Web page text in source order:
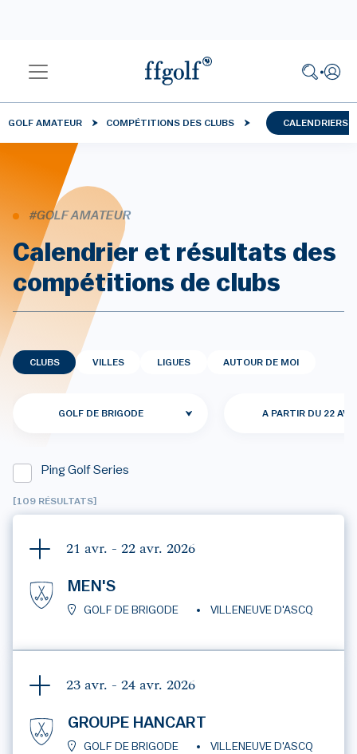
GOLF AMATEUR COMPÉTITIONS DES CLUBS CALENDRIERS
#GOLF AMATEUR
Calendrier et résultats des
compétitions de clubs
CLUBS VILLES LIGUES AUTOUR DE MOI
GOLF DE BRIGODE A PARTIR DU 22
Ping Golf Series
[109 RÉSULTATS]
21 avr. - 22 avr. 2026
MEN'S
GOLF DE BRIGODE VILLENEUVE D'ASCQ
23 avr. - 24 avr. 2026
GROUPE HANCART
GOLF DE BRIGODE VILLENEUVE D'ASCQ